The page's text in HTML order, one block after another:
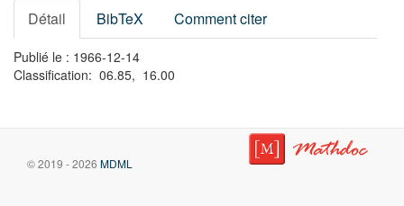
Détail BibTeX Comment citer
Publié le : 1966-12-14
Classification: 06.85, 16.00
© 2019 - 2026 MDML